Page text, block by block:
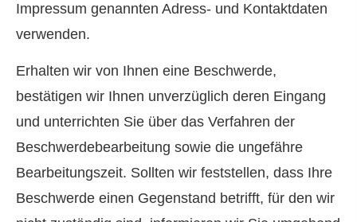
Impressum genannten Adress- und Kontaktdaten
verwenden.
Erhalten wir von Ihnen eine Beschwerde,
bestätigen wir Ihnen unverzüglich deren Eingang
und unterrichten Sie über das Verfahren der
Beschwerdebearbeitung sowie die ungefähre
Bearbeitungszeit. Sollten wir feststellen, dass Ihre
Beschwerde einen Gegenstand betrifft, für den wir